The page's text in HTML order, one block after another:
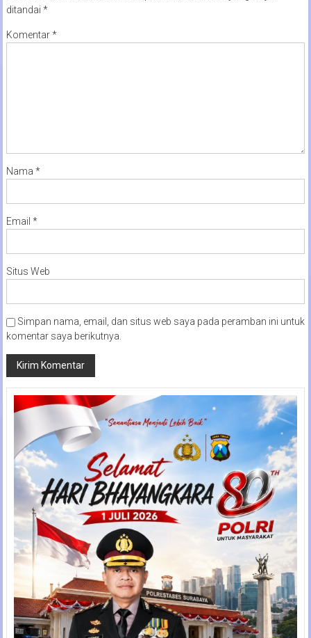
ditandai *
Komentar*
Nama *
Email *
Situs Web
Simpan nama, email, dan situs web saya pada peramban ini untuk
komentar saya berikutnya.